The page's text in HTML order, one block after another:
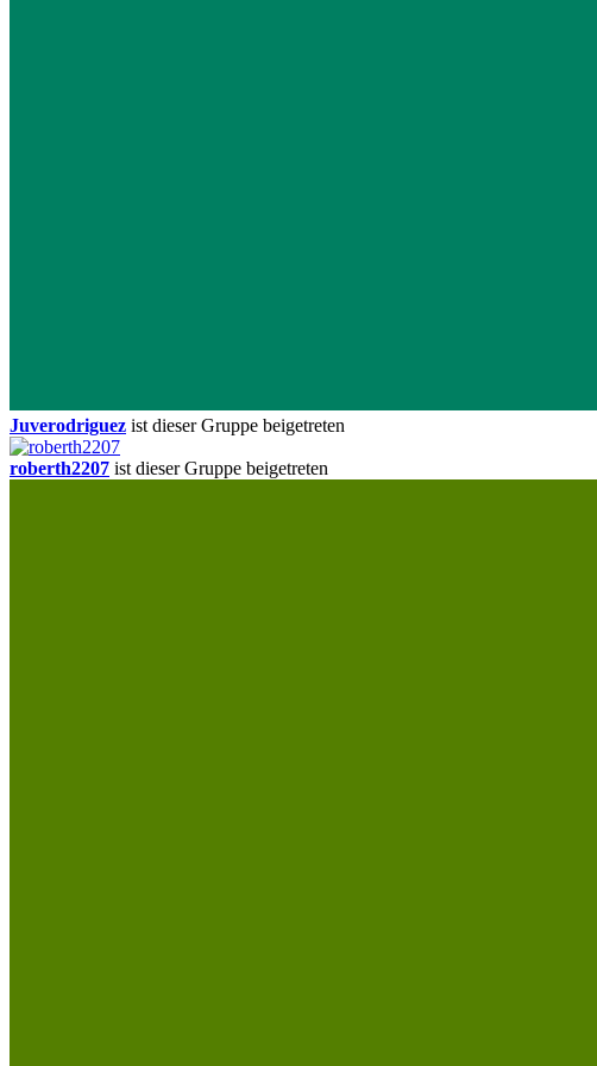
Juverodriguez ist dieser Gruppe beigetreten
roberth2207 ist dieser Gruppe beigetreten